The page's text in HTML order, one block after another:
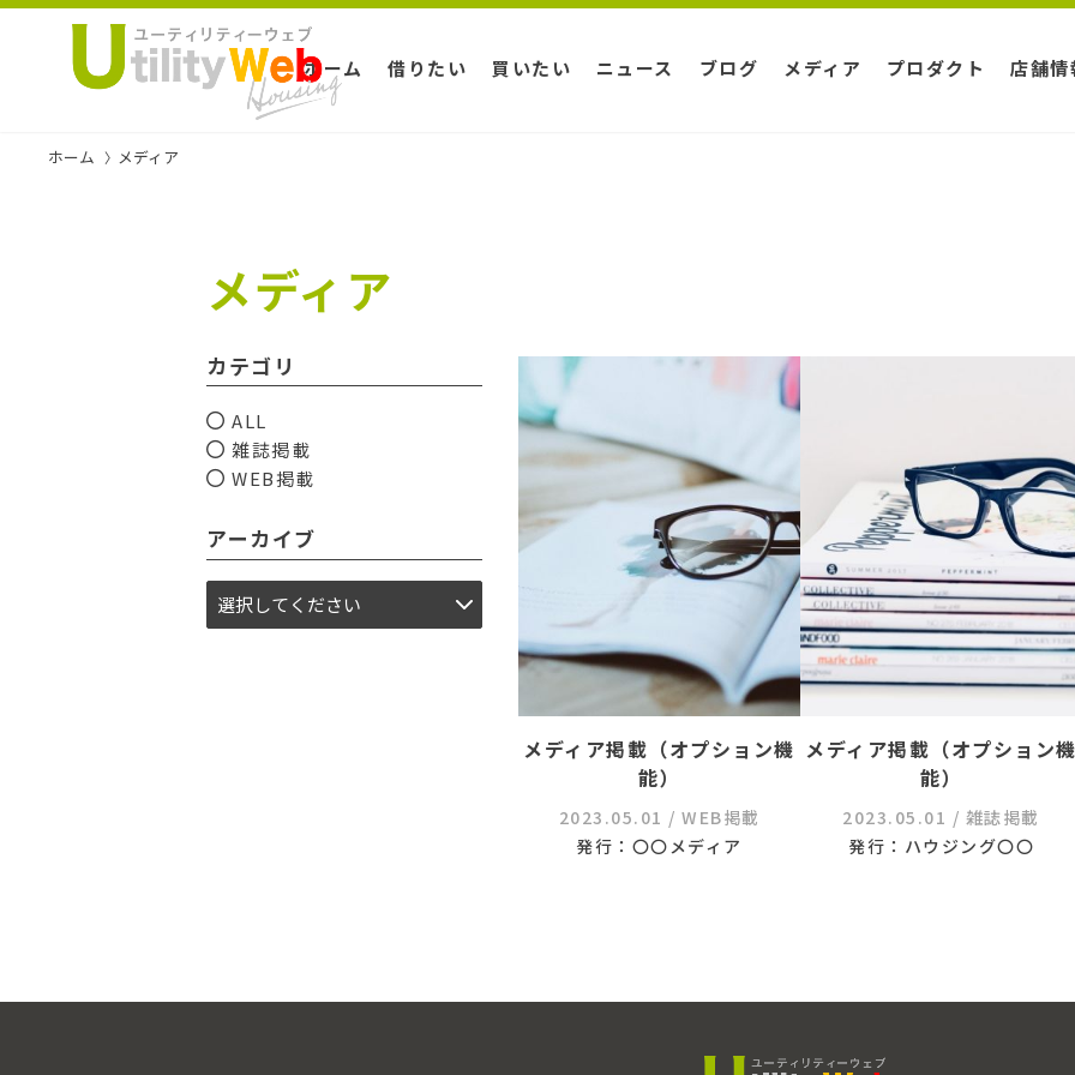
ホーム 借りたい 買いたい ニュース ブログ メディア プロダクト 店舗情
ホーム メディア
メディア
メディア掲載（オプション機
能）
2023.05.01 / WEB掲載
発行：〇〇メディア
メディア掲載（オプション
能）
2023.05.01 / 雑誌掲載
発行：ハウジング〇〇
カテゴリ
ALL
雑誌掲載
WEB掲載
アーカイブ